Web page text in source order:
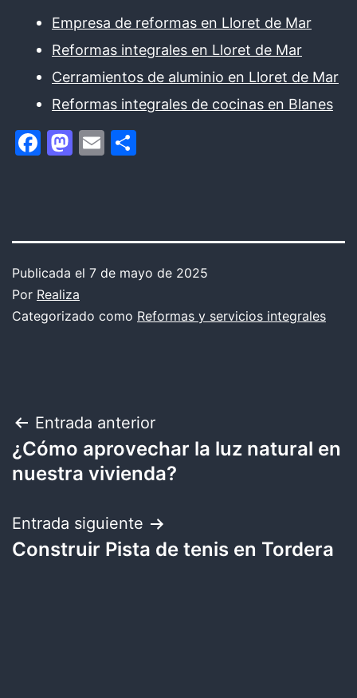
Empresa de reformas en Lloret de Mar
Reformas integrales en Lloret de Mar
Cerramientos de aluminio en Lloret de Mar
Reformas integrales de cocinas en Blanes
Facebook
Mastodon
Email
Publicada el 7 de mayo de 2025
Por Realiza
Categorizado como Reformas y servicios integrales
Navegación
de
entradas
Entrada anterior
¿Cómo aprovechar la luz natural en
nuestra vivienda?
Entrada siguiente
Construir Pista de tenis en Tordera